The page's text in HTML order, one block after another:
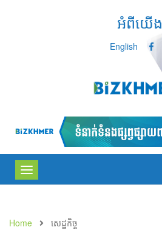
អំពីយើង
English
Toggle
navigation
Home សេដ្ឋកិច្ច